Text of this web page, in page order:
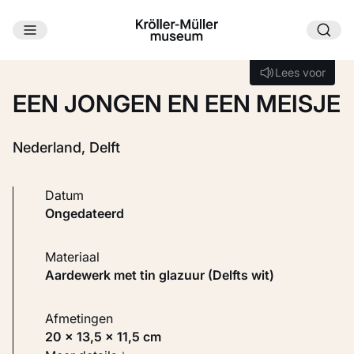
Ga naar hoofdinhoud
Lees voor
Lees voor
EEN JONGEN EN EEN MEISJE
Nederland, Delft
Datum
ongedateerd
Materiaal
Aardewerk met tin glazuur (Delfts wit)
Afmetingen
20 × 13,5 × 11,5 cm